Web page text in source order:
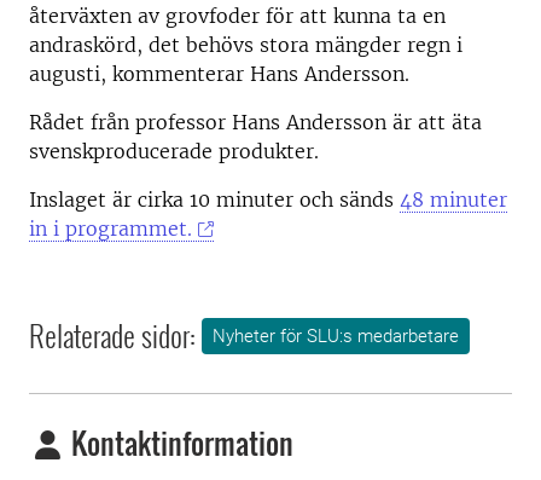
återväxten av grovfoder för att kunna ta en
andraskörd, det behövs stora mängder regn i
augusti, kommenterar Hans Andersson.
Rådet från professor Hans Andersson är att äta
svenskproducerade produkter.
Inslaget är cirka 10 minuter och sänds 48 minuter
in i programmet.
Relaterade sidor: Nyheter för SLU:s medarbetare
Kontaktinformation